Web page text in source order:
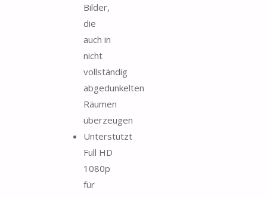
Bilder,
die
auch in
nicht
vollständig
abgedunkelten
Räumen
überzeugen
Unterstützt
Full HD
1080p
für